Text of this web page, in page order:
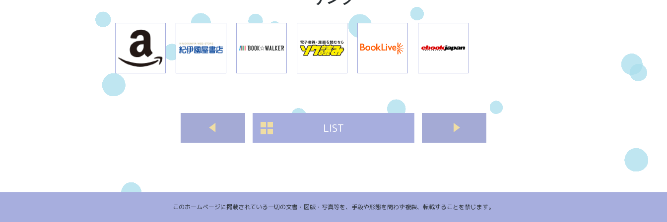
LIST
このホームページに掲載されている一切の文書・図版・写真等を、手段や形態を問わず複製、転載することを禁じます。